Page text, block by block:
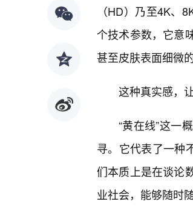
（HD）乃至4K、
个技术参数，它意
甚至皮肤表面细微
这种真实感，
“黄在线”这一
寻。它代表了一种
们本质上是在谈论
业社会，能够随时